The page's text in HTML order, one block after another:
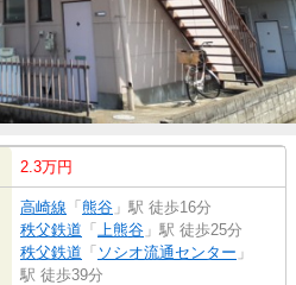
2.3万円
高崎線 「 熊谷 」駅 徒歩16分
秩父鉄道 「 上熊谷 」駅 徒歩25分
秩父鉄道 「 ソシオ流通センター 」
駅 徒歩39分